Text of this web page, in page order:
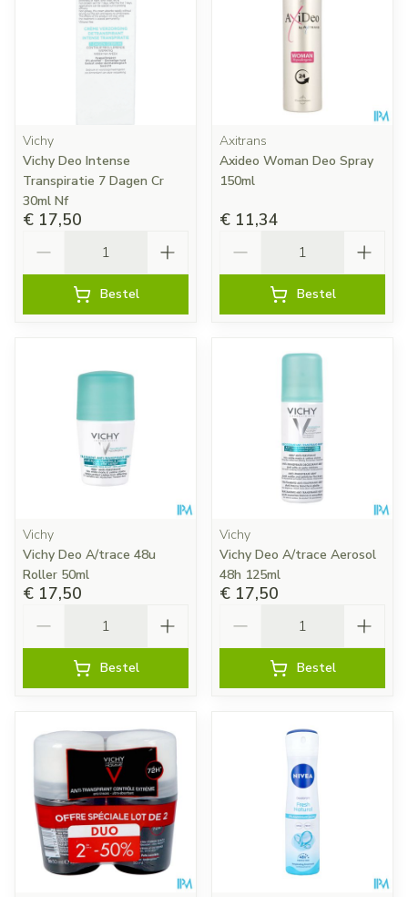
Vichy
Vichy Deo Intense
Transpiratie 7 Dagen Cr
30ml Nf
€ 17,50
Bestel
Axitrans
Axideo Woman Deo Spray
150ml
€ 11,34
Bestel
Vichy
Vichy Deo A/trace 48u
Roller 50ml
€ 17,50
Bestel
Vichy
Vichy Deo A/trace Aerosol
48h 125ml
€ 17,50
Bestel